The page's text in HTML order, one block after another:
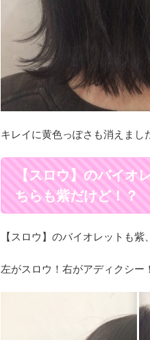
キレイに黄色っぽさも消えまし
【スロウ】のバイオ
ちらも紫だけど！？
【スロウ】のバイオレットも
左がスロウ！右がアディクシー！